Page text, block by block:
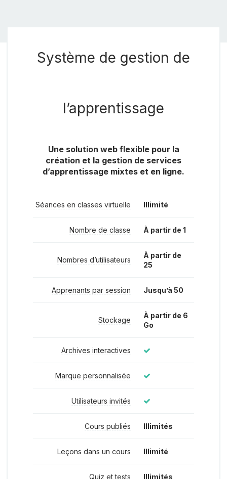
Système de gestion de
l’apprentissage
Une solution web flexible pour la
création et la gestion de services
d’apprentissage mixtes et en ligne.
Séances en classes virtuelle Illimité
Nombre de classe À partir de 1
Nombres d’utilisateurs
À partir de
25
Apprenants par session Jusqu’à 50
Stockage
À partir de 6
Go
Archives interactives
Marque personnalisée
Utilisateurs invités
Cours publiés Illimités
Leçons dans un cours Illimité
Quiz et tests Illimités